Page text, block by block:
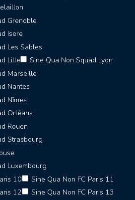
Grenoble
Isere
Les Sables
Lille
Sine Qua Non Squad Lyon
Marseille
Nantes
Nîmes
Orléans
Rouen
Strasbourg
Luxembourg
10
Sine Qua Non FC Paris 11
12
Sine Qua Non FC Paris 13